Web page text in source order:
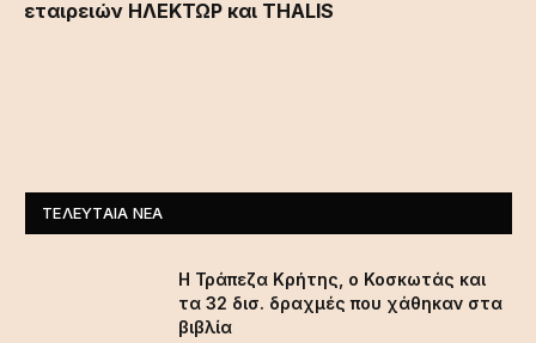
εταιρειών ΗΛΕΚΤΩΡ και THALIS
ΤΕΛΕΥΤΑΊΑ ΝΈΑ
Η Τράπεζα Κρήτης, ο Κοσκωτάς και
τα 32 δισ. δραχμές που χάθηκαν στα
βιβλία